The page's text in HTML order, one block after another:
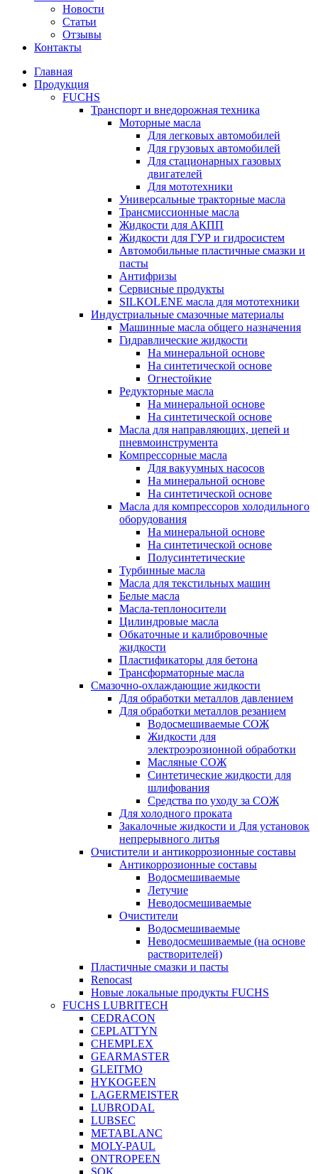
Новости
Статьи
Отзывы
Контакты
Главная
Продукция
FUCHS
Транспорт и внедорожная техника
Моторные масла
Для легковых автомобилей
Для грузовых автомобилей
Для стационарных газовых
двигателей
Для мототехники
Универсальные тракторные масла
Трансмиссионные масла
Жидкости для АКПП
Жидкости для ГУР и гидросистем
Автомобильные пластичные смазки и
пасты
Антифризы
Сервисные продукты
SILKOLENE масла для мототехники
Индустриальные смазочные материалы
Машинные масла общего назначения
Гидравлические жидкости
На минеральной основе
На синтетической основе
Огнестойкие
Редукторные масла
На минеральной основе
На синтетической основе
Масла для направляющих, цепей и
пневмоинструмента
Компрессорные масла
Для вакуумных насосов
На минеральной основе
На синтетической основе
Масла для компрессоров холодильного
оборудования
На минеральной основе
На синтетической основе
Полусинтетические
Турбинные масла
Масла для текстильных машин
Белые масла
Масла-теплоносители
Цилиндровые масла
Обкаточные и калибровочные
жидкости
Пластификаторы для бетона
Трансформаторные масла
Смазочно-охлаждающие жидкости
Для обработки металлов давлением
Для обработки металлов резанием
Водосмешиваемые СОЖ
Жидкости для
электроэрозионной обработки
Масляные СОЖ
Синтетические жидкости для
шлифования
Средства по уходу за СОЖ
Для холодного проката
Закалочные жидкости и Для установок
непрерывного литья
Очистители и антикоррозионные составы
Антикоррозионные составы
Водосмешиваемые
Летучие
Неводосмешиваемые
Очистители
Водосмешиваемые
Неводосмешиваемые (на основе
растворителей)
Пластичные смазки и пасты
Renocast
Новые локальные продукты FUCHS
FUCHS LUBRITECH
CEDRACON
CEPLATTYN
CHEMPLEX
GEARMASTER
GLEITMO
HYKOGEEN
LAGERMEISTER
LUBRODAL
LUBSEC
METABLANC
MOLY-PAUL
ONTROPEEN
SOK